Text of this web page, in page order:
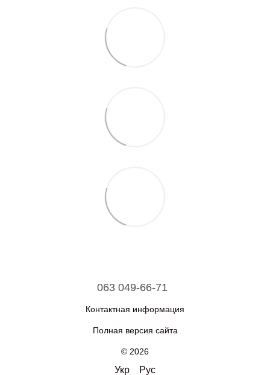
063 049-66-71
Контактная информация
Полная версия сайта
© 2026
Укр Рус